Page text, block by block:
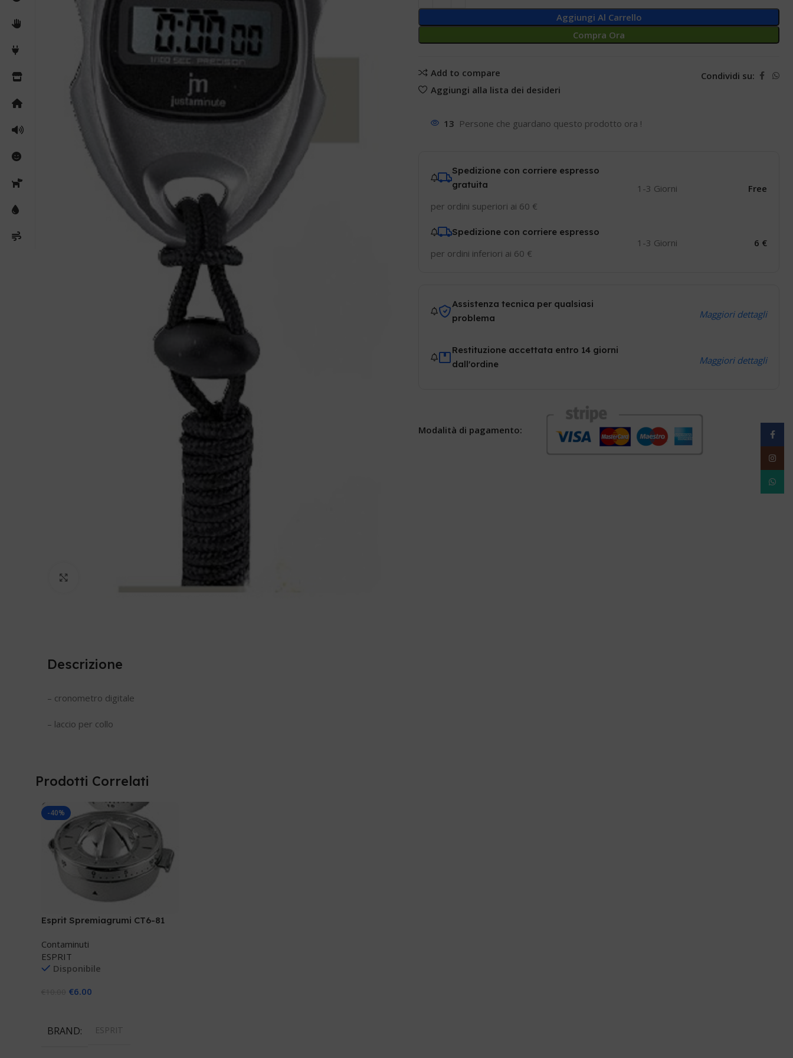
Aggiungi Al Carrello
Compra Ora
Add to compare
Aggiungi alla lista dei desideri
Condividi su:
13 Persone che guardano questo prodotto ora !
Spedizione con corriere espresso
gratuita
per ordini superiori ai 60 €
1-3 Giorni Free
Spedizione con corriere espresso
per ordini inferiori ai 60 €
1-3 Giorni 6 €
Assistenza tecnica per qualsiasi
problema
Maggiori dettagli
Restituzione accettata entro 14 giorni
dall'ordine
Maggiori dettagli
Modalità di pagamento:
Descrizione
– cronometro digitale
– laccio per collo
Prodotti Correlati
-40%
Esprit Spremiagrumi CT6-81
Contaminuti
ESPRIT
Disponibile
€6.00
BRAND ESPRIT